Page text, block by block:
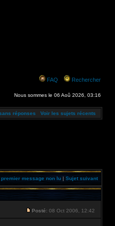
FAQ Rechercher
Nous sommes le 06 Aoû 2026, 03:16
réponses Voir les sujets récents
premier message non lu | Sujet suivant
Posté: 08 Oct 2006, 12:42